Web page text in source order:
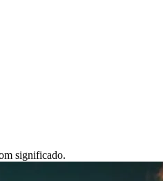
significado.